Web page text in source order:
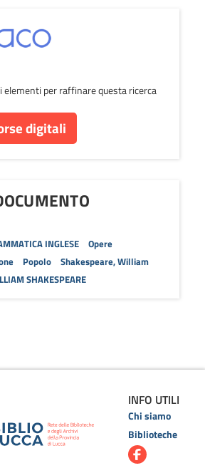
elementi per raffinare questa ricerca
digitali
INGLESE
Opere
Popolo
Shakespeare, William
SHAKESPEARE
INFO UTILI
Chi siamo
Biblioteche